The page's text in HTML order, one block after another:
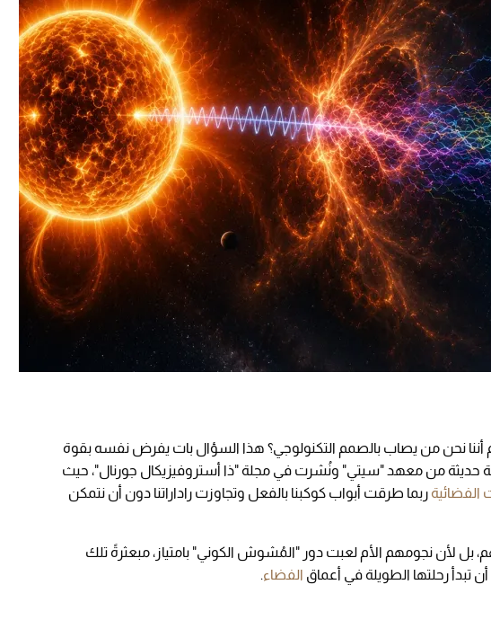
أننا نحن من يصاب بالصمم التكنولوجي؟ هذا السؤال بات يفرض نفسه بقوة
حديثة من معهد "سيتي" ونُشرت في مجلة "ذا أستروفيزيكال جورنال"، حيث
الفضائية ربما طرقت أبواب كوكبنا بالفعل وتجاوزت راداراتنا دون أن نتمكن
بل لأن نجومهم الأم لعبت دور "المُشوش الكوني" بامتياز، مبعثرةً تلك
تبدأ رحلتها الطويلة في أعماق الفضاء.